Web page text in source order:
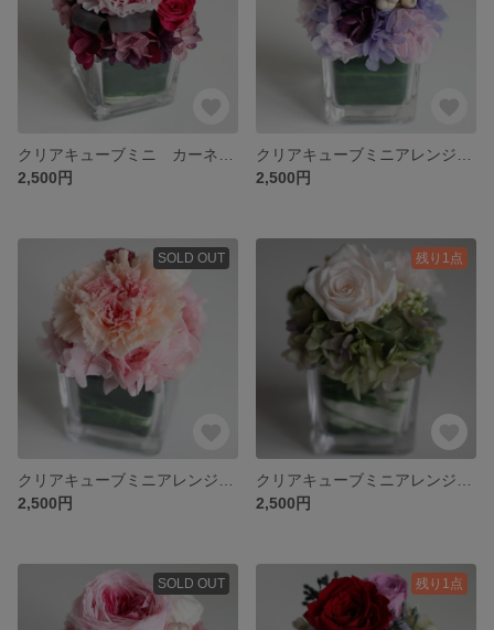
2,500円
2,500円
SOLD OUT
2,500円
残り1点
2,500円
SOLD OUT 残り1点